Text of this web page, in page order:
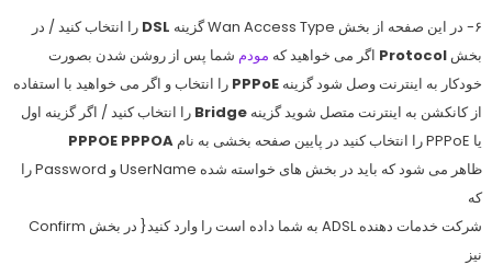
۶- در این صفحه از بخش Wan Access Typeگزینه DSL را انتخاب کنید / در
بخشProtocol اگر می خواهید که مودمشما پس از روشن شدن بصورت
خودکار به اینترنت وصل شود گزینه PPPoE را انتخاب و اگر می خواهید با استفاده
از کانکشن به اینترنت متصل شوید گزینه Bridge را انتخاب کنید / اگر گزینه اول
یا PPPoE را انتخاب کنید در پایین صفحه بخشی به نام
PPPOE PPPOA
ظاهر می شود که باید در بخش های خواسته شده UserName و Password را
که
شرکت خدمات دهنده ADSL به شما داده است را وارد کنید{ در بخش Confirm
نیز